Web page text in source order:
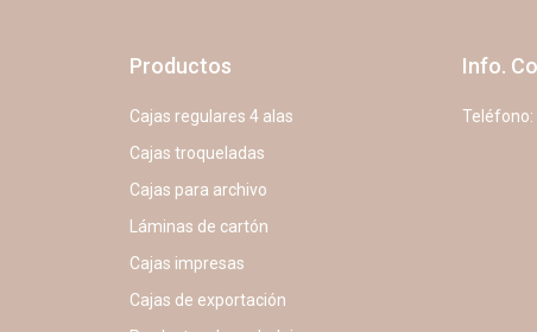
Productos
Cajas regulares 4 alas
Cajas troqueladas
Cajas para archivo
Láminas de cartón
Cajas impresas
Cajas de exportación
Info.
Teléfono: